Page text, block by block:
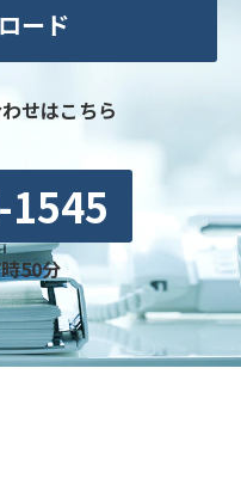
ード
せはこちら
50分